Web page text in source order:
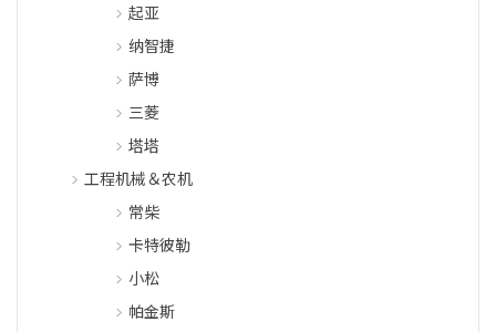
起亚
纳智捷
萨博
三菱
塔塔
工程机械＆农机
常柴
卡特彼勒
小松
帕金斯